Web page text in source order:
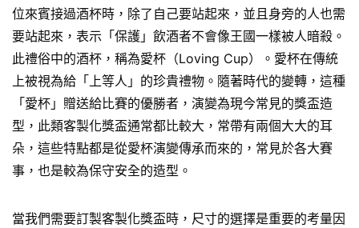
位來賓接過酒杯時，除了自己要站起來，並且身旁的人也需
要站起來，表示「保護」飲酒者不會像王國一樣被人暗殺。
此禮俗中的酒杯，稱為愛杯（Loving Cup）。愛杯在傳統
上被視為給「上等人」的珍貴禮物。隨著時代的變轉，這種
「愛杯」贈送給比賽的優勝者，演變為現今常見的獎盃造
型，此類客製化獎盃通常都比較大，常帶有兩個大大的耳
朵，這些特點都是從愛杯演變傳承而來的，常見於各大賽
事，也是較為保守安全的造型。
當我們需要訂製客製化獎盃時，尺寸的選擇是重要的考量因